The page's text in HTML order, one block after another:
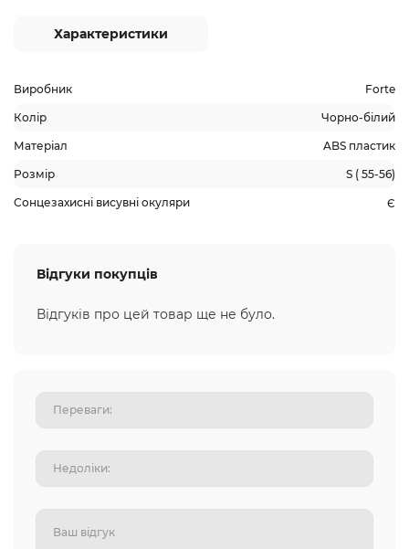
Характеристики
Виробник Forte
Колір Чорно-білий
Матеріал ABS пластик
Розмір S ( 55-56)
Сонцезахисні висувні окуляри Є
Відгуки покупців
Відгуків про цей товар ще не було.